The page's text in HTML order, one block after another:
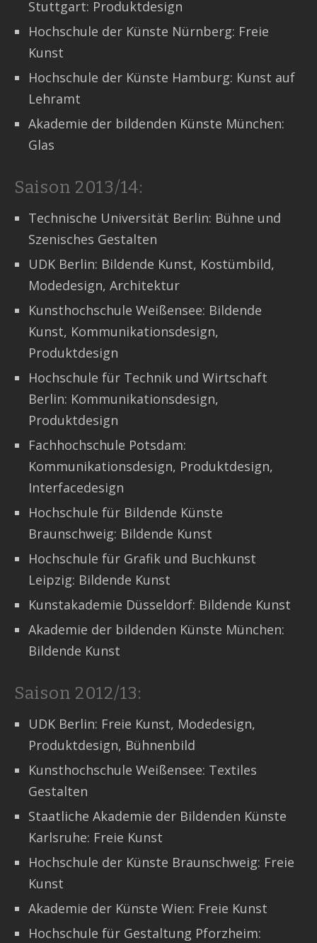
Stuttgart: Produktdesign
Hochschule der Künste Nürnberg: Freie
Kunst
Hochschule der Künste Hamburg: Kunst auf
Lehramt
Akademie der bildenden Künste München:
Glas
Saison 2013/14:
Technische Universität Berlin: Bühne und
Szenisches Gestalten
UDK Berlin: Bildende Kunst, Kostümbild,
Modedesign, Architektur
Kunsthochschule Weißensee: Bildende
Kunst, Kommunikationsdesign,
Produktdesign
Hochschule für Technik und Wirtschaft
Berlin: Kommunikationsdesign,
Produktdesign
Fachhochschule Potsdam:
Kommunikationsdesign, Produktdesign,
Interfacedesign
Hochschule für Bildende Künste
Braunschweig: Bildende Kunst
Hochschule für Grafik und Buchkunst
Leipzig: Bildende Kunst
Kunstakademie Düsseldorf: Bildende Kunst
Akademie der bildenden Künste München:
Bildende Kunst
Saison 2012/13:
UDK Berlin: Freie Kunst, Modedesign,
Produktdesign, Bühnenbild
Kunsthochschule Weißensee: Textiles
Gestalten
Staatliche Akademie der Bildenden Künste
Karlsruhe: Freie Kunst
Hochschule der Künste Braunschweig: Freie
Kunst
Akademie der Künste Wien: Freie Kunst
Hochschule für Gestaltung Pforzheim: